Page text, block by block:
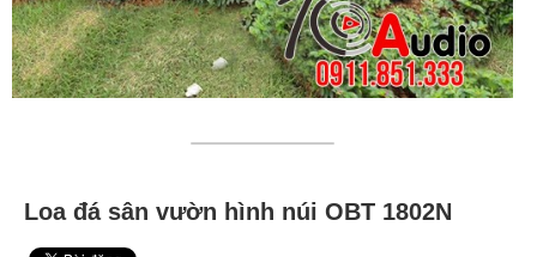
Loa đá sân vườn hình núi OBT 1802N